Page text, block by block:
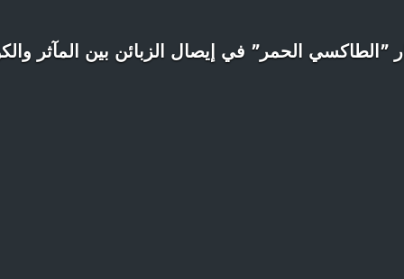
”الطاكسي الحمر” في إيصال الزبائن بين المآثر